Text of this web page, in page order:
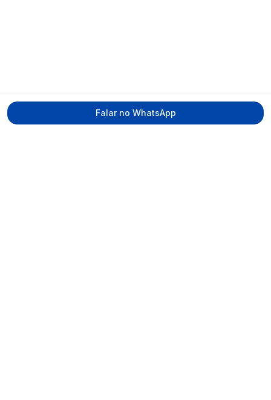
Falar no WhatsApp